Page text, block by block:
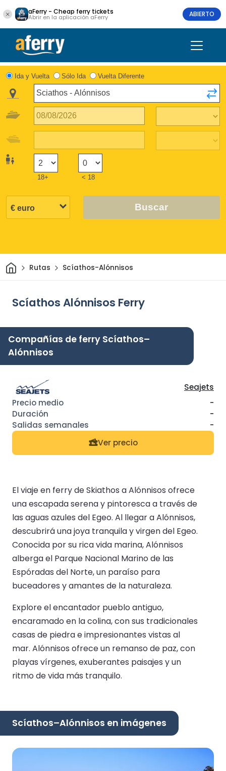
aFerry - Cheap ferry tickets
Abrir en la aplicación aFerry ABIERTO
Ida y Vuelta Sólo Ida Vuelta Diferente
18+ < 18
Buscar
InicioRutas Scíathos-Alónnisos
Scíathos Alónnisos Ferry
Compañías de ferry Scíathos–
Alónnisos
Seajets
-
-
-
Ver precio
El viaje en ferry de Skiathos a Alónnisos ofrece
una escapada serena y pintoresca a través de
las aguas azules del Egeo. Al llegar a Alónnisos,
descubrirá una joya tranquila y virgen del Egeo.
Conocida por su rica vida marina, Alónnisos
alberga el Parque Nacional Marino de las
Espóradas del Norte, un paraíso para
buceadores y amantes de la naturaleza.
Explore el encantador pueblo antiguo,
encaramado en la colina, con sus tradicionales
casas de piedra e impresionantes vistas al
mar. Alónnisos ofrece un remanso de paz, con
playas vírgenes, exuberantes paisajes y un
ritmo de vida más tranquilo.
Scíathos–Alónnisos en imágenes